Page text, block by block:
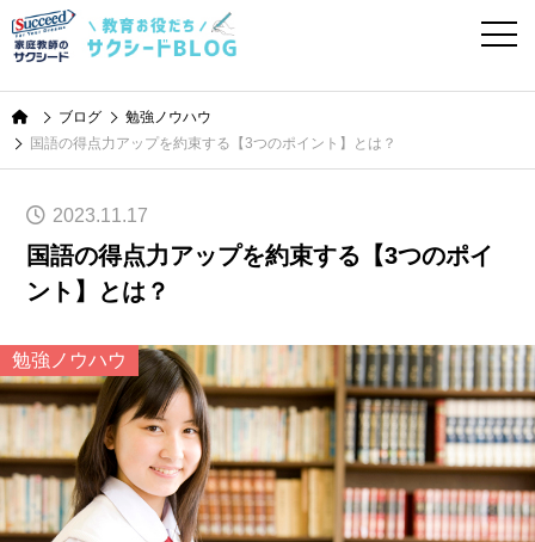
ブログ
勉強ノウハウ
国語の得点力アップを約束する【3つのポイント】とは？
2023.11.17
国語の得点力アップを約束する【3つのポイ
ント】とは？
勉強ノウハウ